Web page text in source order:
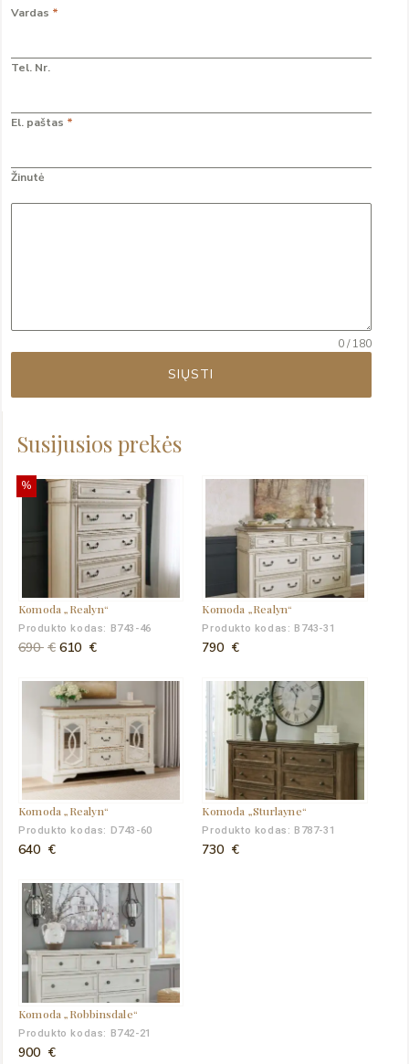
Vardas *
Tel. Nr.
El. paštas *
Žinutė
0 / 180
SIŲSTI
Susijusios prekės
%
Komoda „Realyn“
Produkto kodas: B743-46
690 € Original
was:
690 €.
610 €Current
is:
610 €.
Komoda „Realyn“
Produkto kodas: B743-31
790 €
Komoda „Realyn“
Produkto kodas: D743-60
640 €
Komoda „Sturlayne“
Produkto kodas: B787-31
730 €
Komoda „Robbinsdale“
Produkto kodas: B742-21
900 €